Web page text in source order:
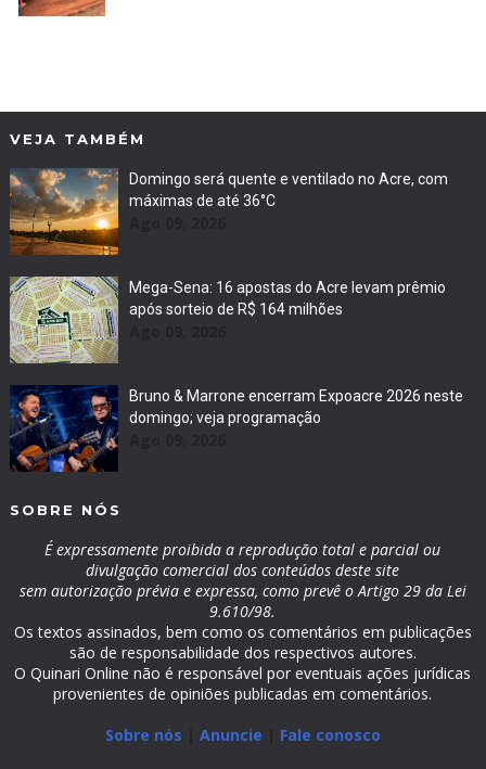
VEJA TAMBÉM
Domingo será quente e ventilado no Acre, com
máximas de até 36°C
Mega-Sena: 16 apostas do Acre levam prêmio
após sorteio de R$ 164 milhões
Bruno & Marrone encerram Expoacre 2026 neste
domingo; veja programação
SOBRE NÓS
É expressamente proibida a reprodução total e parcial ou
divulgação comercial dos conteúdos deste site
sem autorização prévia e expressa, como prevê o Artigo 29 da Lei
9.610/98.
Os textos assinados, bem como os comentários em publicações
são de responsabilidade dos respectivos autores.
O Quinari Online não é responsável por eventuais ações jurídicas
provenientes de opiniões publicadas em comentários.
Sobre nós
Anuncie Fale conosco